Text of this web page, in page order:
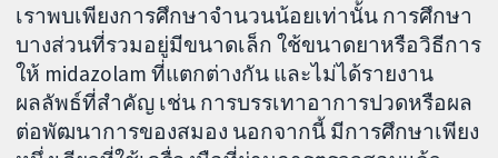
เราพบเพียงการศึกษาจำนวนน้อยเท่านั้น การศึกษา
บางส่วนที่รวมอยู่มีขนาดเล็ก ใช้ขนาดยาหรือวิธีการ
ให้ midazolam ที่แตกต่างกัน และไม่ได้รายงาน
ผลลัพธ์ที่สำคัญ เช่น การบรรเทาอาการปวดหรือผล
ต่อพัฒนาการของสมอง นอกจากนี้ มีการศึกษาเพียง